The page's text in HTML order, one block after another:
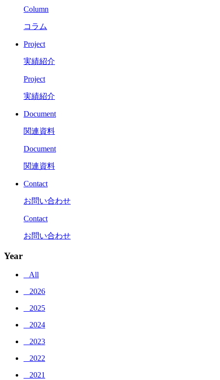
Column
コラム
Project
実績紹介
Project
実績紹介
Document
関連資料
Document
関連資料
Contact
お問い合わせ
Contact
お問い合わせ
Year
_ All
_ 2026
_ 2025
_ 2024
_ 2023
_ 2022
_ 2021